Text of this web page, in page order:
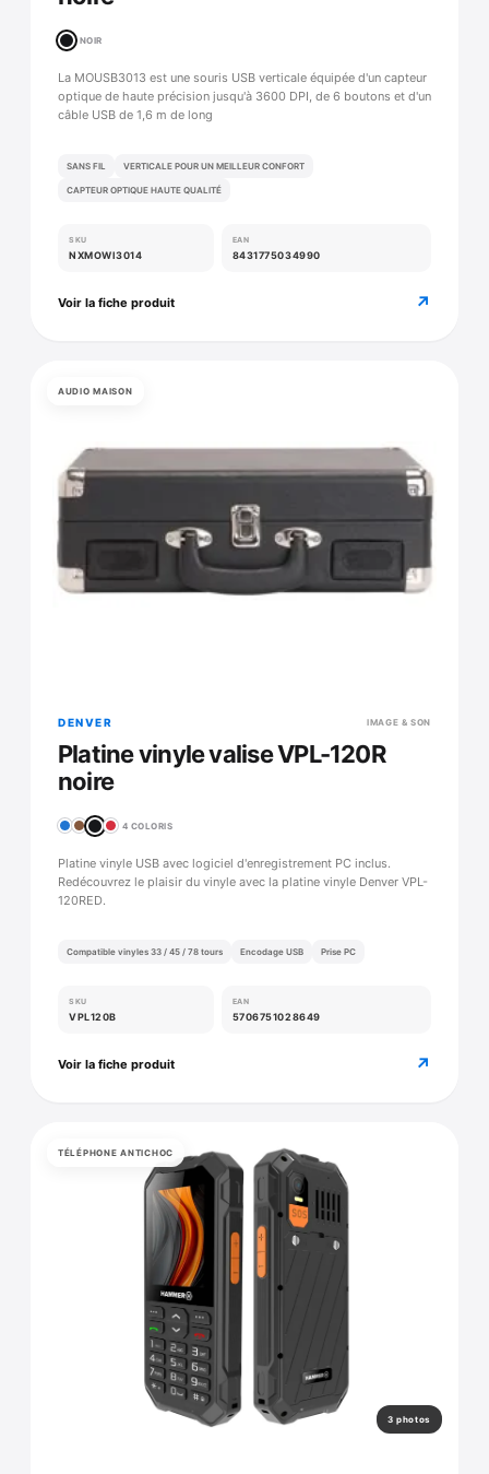
NOIR
La MOUSB3013 est une souris USB verticale équipée d'un capteur
optique de haute précision jusqu'à 3600 DPI, de 6 boutons et d'un
câble USB de 1,6 m de long
SANS FIL VERTICALE POUR UN MEILLEUR CONFORT
CAPTEUR OPTIQUE HAUTE QUALITÉ
SKU
NXMOWI3014
EAN
8431775034990
Voir la fiche produit ↗
AUDIO MAISON
DENVER IMAGE & SON
Platine vinyle valise VPL-120R
noire
4 COLORIS
Platine vinyle USB avec logiciel d'enregistrement PC inclus.
Redécouvrez le plaisir du vinyle avec la platine vinyle Denver VPL-
120RED.
Compatible vinyles 33 / 45 / 78 tours Encodage USB Prise PC
SKU
VPL120B
EAN
5706751028649
Voir la fiche produit ↗
TÉLÉPHONE ANTICHOC
3 photos